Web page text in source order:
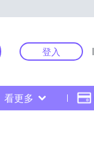
登入
看更多